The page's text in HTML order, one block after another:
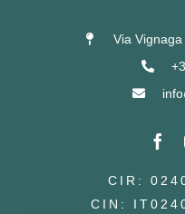
Via
CIR:
CIN: